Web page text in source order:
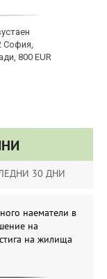
София,
800 EUR
30 ДНИ
наематели в
на
на жилища